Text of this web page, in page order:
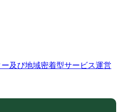
及び地域密着型サービス運営